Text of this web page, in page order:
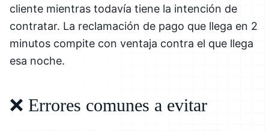
cliente mientras todavía tiene la intención de
contratar. La reclamación de pago que llega en 2
minutos compite con ventaja contra el que llega
esa noche.
❌ Errores comunes a evitar